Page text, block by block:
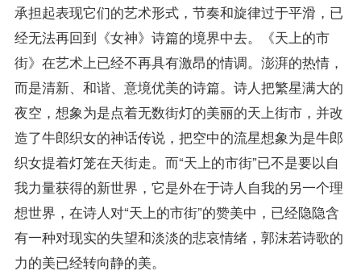
承担起表现它们的艺术形式，节奏和旋律过于平滑，已
经无法再回到《女神》诗篇的境界中去。《天上的市
街》在艺术上已经不再具有激昂的情调。澎湃的热情，
而是清新、和谐、意境优美的诗篇。诗人把繁星满大的
夜空，想象为是点着无数街灯的美丽的天上街市，并改
造了牛郎织女的神话传说，把空中的流星想象为是牛郎
织女提着灯笼在天街走。而“天上的市街”已不是要以自
我力量获得的新世界，它是外在于诗人自我的另一个理
想世界，在诗人对“天上的市街”的赞美中，已经隐隐含
有一种对现实的失望和淡淡的悲哀情绪，郭沫若诗歌的
力的美已经转向静的美。